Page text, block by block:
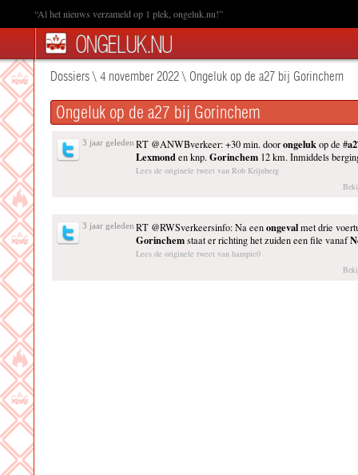
“Al het nieuws verzameld op 1 plek, ongeluk.nu!”
Dossiers\ 4 november 2022\ Ongeluk op de a27 bij Gorinchem
Ongeluk op de a27 bij Gorinchem
3 jaar geleden RT @ANWBverkeer: +30 min. doorongelukop de #
Lexmonden knp. Gorinchem 12 km. Inmiddels
Lees de originele tweet van Rob Krijnberg
3 jaar geleden RT @RWSverkeersinfo: Na eenongevalmet drie
Gorinchemstaat er richting het zuiden een file vanaf
Lees de originele tweet van hampie0